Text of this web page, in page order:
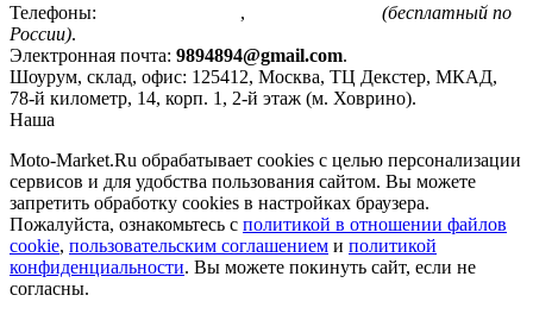
Телефоны: ,
(бесплатный по
России).
Электронная почта: 9894894@gmail.com.
Шоурум, склад, офис: 125412, Москва, ТЦ Декстер, МКАД,
78-й километр, 14, корп. 1, 2-й этаж (м. Ховрино).
Наша
Moto-Market.Ru обрабатывает сookies с целью персонализации
сервисов и для удобства пользования сайтом. Вы можете
запретить обработку сookies в настройках браузера.
Пожалуйста, ознакомьтесь с политикой в отношении файлов
cookie, пользовательским соглашением и политикой
конфиденциальности. Вы можете покинуть сайт, если не
согласны.